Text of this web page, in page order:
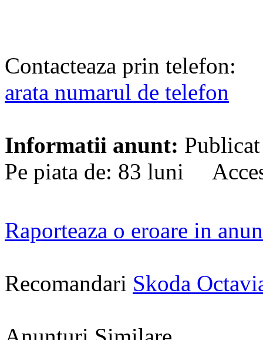
Contacteaza prin telefon:
arata numarul de telefon
Informatii anunt:
Pe piata de: 83 luni
Raporteaza o eroare in
Recomandari Skoda